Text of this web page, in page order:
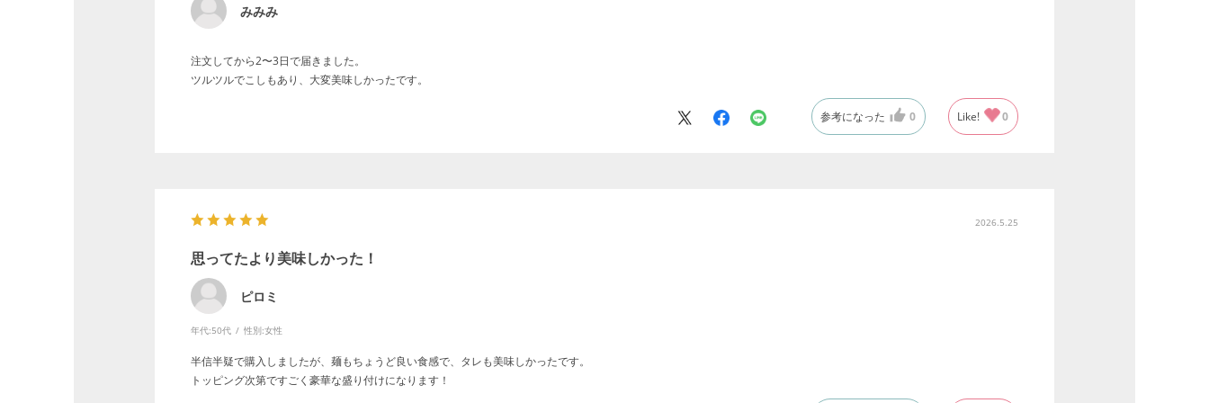
みみみ
注文してから2〜3日で届きました。
ツルツルでこしもあり、大変美味しかったです。
参考になった 0 Like! 0
2026.5.25
思ってたより美味しかった！
ピロミ
年代:50代 性別:女性
半信半疑で購入しましたが、麺もちょうど良い食感で、タレも美味しかったです。
トッピング次第ですごく豪華な盛り付けになります！